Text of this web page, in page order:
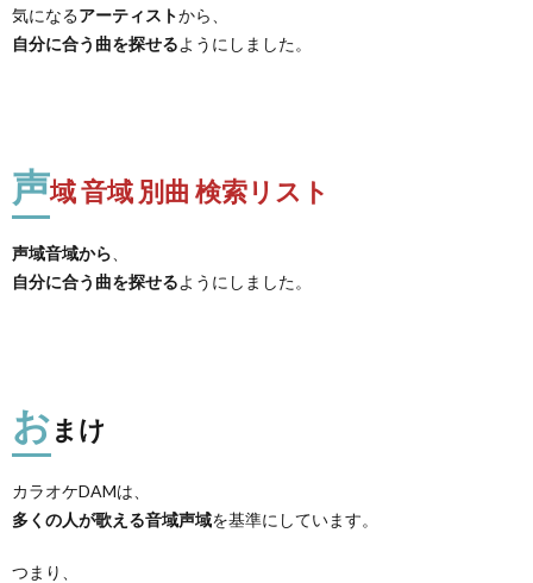
気になるアーティストから、
自分に合う曲を探せるようにしました。
声域 音域 別曲 検索リスト
声域音域から
自分に合う曲を探せるようにしました。
おまけ
カラオケDAMは、
多くの人が歌える音域声域を基準にしています。
つまり、